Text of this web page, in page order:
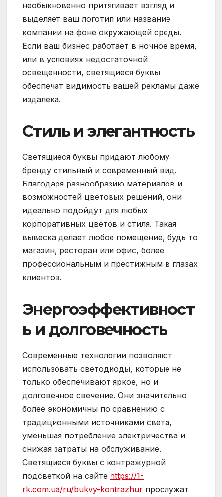
необыкновенно притягивает взгляд и
выделяет ваш логотип или название
компании на фоне окружающей среды.
Если ваш бизнес работает в ночное время,
или в условиях недостаточной
освещенности, светящиеся буквы
обеспечат видимость вашей рекламы даже
издалека.
Стиль и элегантность
Светящиеся буквы придают любому
бренду стильный и современный вид.
Благодаря разнообразию материалов и
возможностей цветовых решений, они
идеально подойдут для любых
корпоративных цветов и стиля. Такая
вывеска делает любое помещение, будь то
магазин, ресторан или офис, более
профессиональным и престижным в глазах
клиентов.
Энергоэффективност
ь и долговечность
Современные технологии позволяют
использовать светодиоды, которые не
только обеспечивают яркое, но и
долговечное свечение. Они значительно
более экономичны по сравнению с
традиционными источниками света,
уменьшая потребление электричества и
снижая затраты на обслуживание.
Светящиеся буквы с контражурной
подсветкой на сайте https://1-
rk.com.ua/ru/bukvy-kontrazhur прослужат